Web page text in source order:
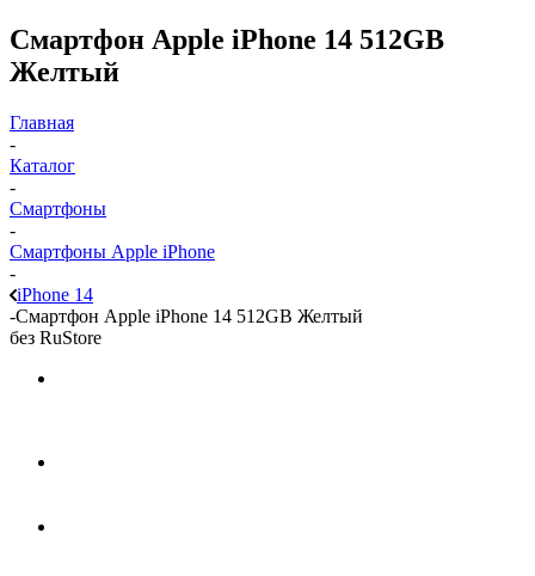
Смартфон Apple iPhone 14 512GB
Желтый
Главная
-
Каталог
-
Смартфоны
-
Смартфоны Apple iPhone
-
iPhone 14
-Смартфон Apple iPhone 14 512GB Желтый
без RuStore